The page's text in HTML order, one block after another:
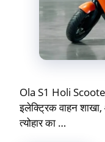
Ola S1 Holi
इलेक्ट्रिक वाहन
त्योहार का …